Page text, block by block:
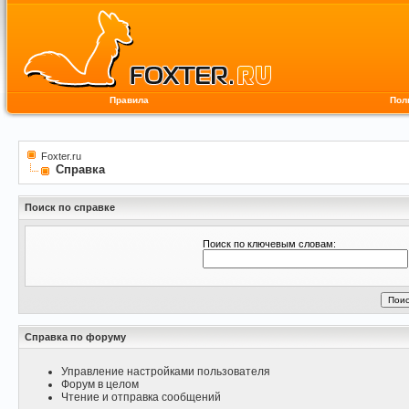
Правила
Foxter.ru
Справка
Поиск по справке
Поиск по ключевым словам:
Справка по форуму
Управление настройками пользователя
Форум в целом
Чтение и отправка сообщений